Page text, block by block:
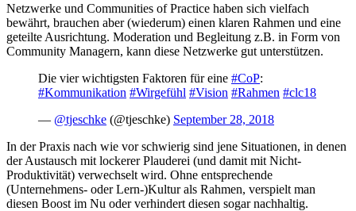
Netzwerke und Communities of Practice haben sich vielfach
bewährt, brauchen aber (wiederum) einen klaren Rahmen und eine
geteilte Ausrichtung. Moderation und Begleitung z.B. in Form von
Community Managern, kann diese Netzwerke gut unterstützen.
Die vier wichtigsten Faktoren für eine #CoP:
#Kommunikation #Wirgefühl #Vision #Rahmen #clc18
— @tjeschke (@tjeschke) September 28, 2018
In der Praxis nach wie vor schwierig sind jene Situationen, in denen
der Austausch mit lockerer Plauderei (und damit mit Nicht-
Produktivität) verwechselt wird. Ohne entsprechende
(Unternehmens- oder Lern-)Kultur als Rahmen, verspielt man
diesen Boost im Nu oder verhindert diesen sogar nachhaltig.